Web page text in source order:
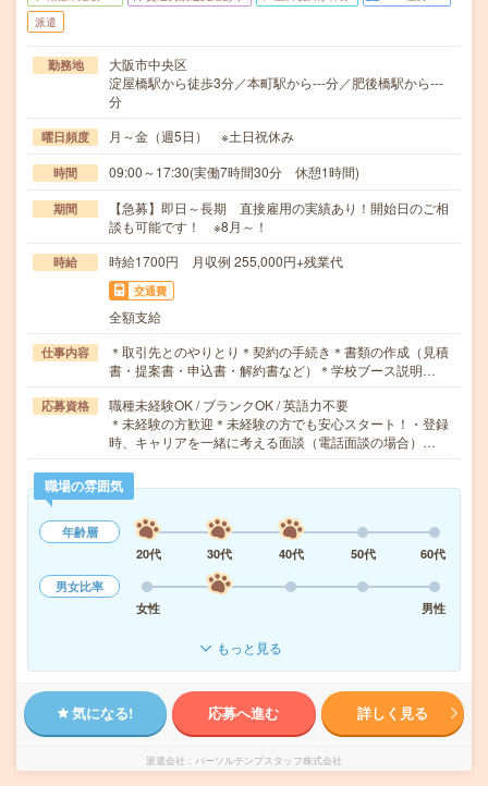
派遣
勤務地
大阪市中央区
淀屋橋駅から徒歩3分／本町駅から---分／肥後橋駅から---
分
曜日頻度 月～金（週5日） ※土日祝休み
時間 09:00～17:30(実働7時間30分 休憩1時間)
期間
【急募】即日～長期 直接雇用の実績あり！開始日のご相
談も可能です！ ※8月～！
時給 時給1700円 月収例 255,000円+残業代
交通費
全額支給
仕事内容
＊取引先とのやりとり＊契約の手続き＊書類の作成（見積
書・提案書・申込書・解約書など）＊学校ブース説明…
応募資格
職種未経験OK / ブランクOK / 英語力不要
＊未経験の方歓迎＊未経験の方でも安心スタート！・登録
時、キャリアを一緒に考える面談（電話面談の場合）…
職場の雰囲気
年齢層
20代
30代 40代 50代
60代
男女比率
女性
男性
もっと見る
気になる! 応募へ進む 詳しく見る
派遣会社 パーソルテンプスタッフ株式会社